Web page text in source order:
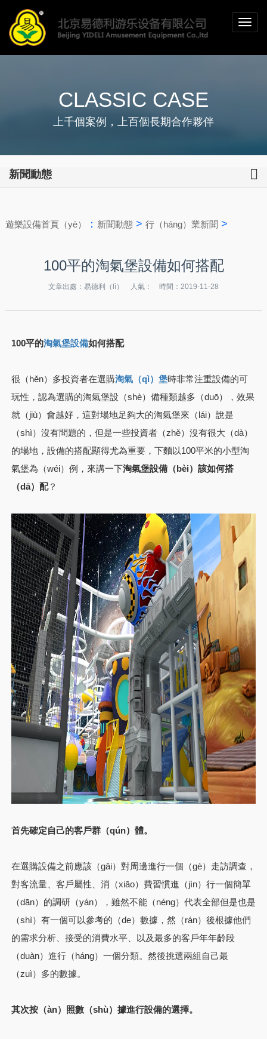
CLASSIC CASE
上千個案例，上百個長期合作夥伴
新聞動態
遊樂設備首頁（yè） ： 新聞動態> 行（háng）業新聞>
100平的淘氣堡設備如何搭配
文章出處：易德利（lì） 人氣： 時間：2019-11-28
100平的淘氣堡設備如何搭配
很（hěn）多投資者在選購淘氣（qì）堡時非常注重設備的可
玩性，認為選購的淘氣堡設（shè）備種類越多（duō），效果
就（jiù）會越好，這對場地足夠大的淘氣堡來（lái）說是
（shì）沒有問題的，但是一些投資者（zhě）沒有很大（dà）
的場地，設備的搭配顯得尤為重要，下麵以100平米的小型淘
氣堡為（wéi）例，來講一下淘氣堡設備（bèi）該如何搭
（dā）配？
首先確定自己的客戶群（qún）體。
在選購設備之前應該（gāi）對周邊進行一個（gè）走訪調查，
對客流量、客戶屬性、消（xiāo）費習慣進（jìn）行一個簡單
（dān）的調研（yán），雖然不能（néng）代表全部但是也是
（shì）有一個可以參考的（de）數據，然（rán）後根據他們
的需求分析、接受的消費水平、以及最多的客戶年年齡段
（duàn）進行（háng）一個分類。然後挑選兩組自己最
（zuì）多的數據。
其次按（àn）照數（shù）據進行設備的選擇。